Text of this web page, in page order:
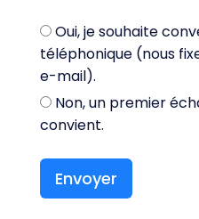
Oui, je souhaite
téléphonique (nous
e-mail).
Non, un premier
convient.
Envoyer